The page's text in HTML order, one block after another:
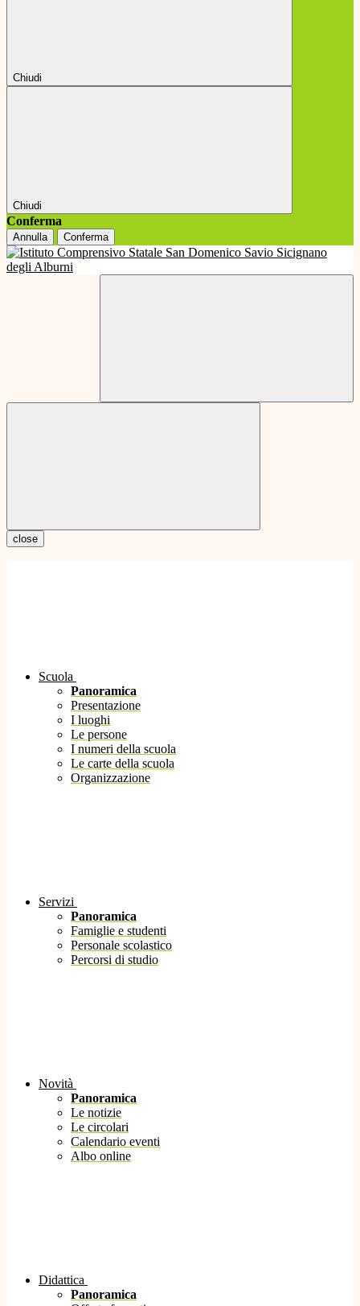
Chiudi
Chiudi
Conferma
Annulla Conferma
close
Scuola
Panoramica
Presentazione
I luoghi
Le persone
I numeri della scuola
Le carte della scuola
Organizzazione
Servizi
Panoramica
Famiglie e studenti
Personale scolastico
Percorsi di studio
Novità
Panoramica
Le notizie
Le circolari
Calendario eventi
Albo online
Didattica
Panoramica